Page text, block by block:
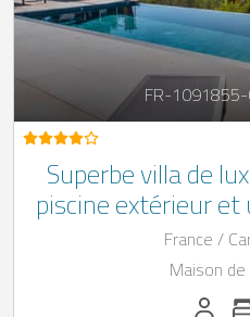
FR-1091855-
Superbe villa de
piscine extérieur et
souffle, pour 6
la France *Pas
en
France /
Maison